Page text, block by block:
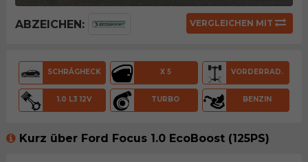
ABZEICHEN: VERGLEICHEN MIT
SCHRÄGHECK X 5 VORDERRAD.
1.0 L3 12V TURBO BENZIN
Kurz über Ford Focus 1.0 EcoBoost (125PS)